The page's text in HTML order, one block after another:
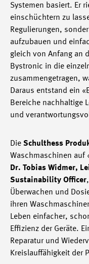
Systemen basiert. Er
einschüchtern zu
Regulierungen,
aufzubauen und
gleich von Anfang an
Bystronic in die
zusammengetragen,
Daraus entstand ein
Bereiche nachhaltige
und
Die Schulthess
Waschmaschinen auf
Dr. Tobias Widmer,
Sustainability Officer
Überwachen und
ihren
Leben einfacher,
Effizienz der Geräte.
Reparatur und
Kreislauffähigkeit der